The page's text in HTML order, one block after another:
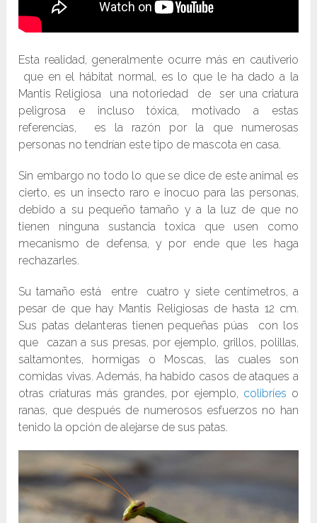
Esta realidad, generalmente ocurre más en cautiverio
que en el hábitat normal, es lo que le ha dado a la
Mantis Religiosa una notoriedad de ser una criatura
peligrosa e incluso tóxica, motivado a estas
referencias, es la razón por la que numerosas
personas no tendrían este tipo de mascota en casa.
Sin embargo no todo lo que se dice de este animal es
cierto, es un insecto raro e inocuo para las personas,
debido a su pequeño tamaño y a la luz de que no
tienen ninguna sustancia toxica que usen como
mecanismo de defensa, y por ende que les haga
rechazarles.
Su tamaño está entre cuatro y siete centímetros, a
pesar de que hay Mantis Religiosas de hasta 12 cm.
Sus patas delanteras tienen pequeñas púas con los
que cazan a sus presas, por ejemplo, grillos, polillas,
saltamontes, hormigas o Moscas, las cuales son
comidas vivas. Además, ha habido casos de ataques a
otras criaturas más grandes, por ejemplo, colibríes o
ranas, que después de numerosos esfuerzos no han
tenido la opción de alejarse de sus patas.